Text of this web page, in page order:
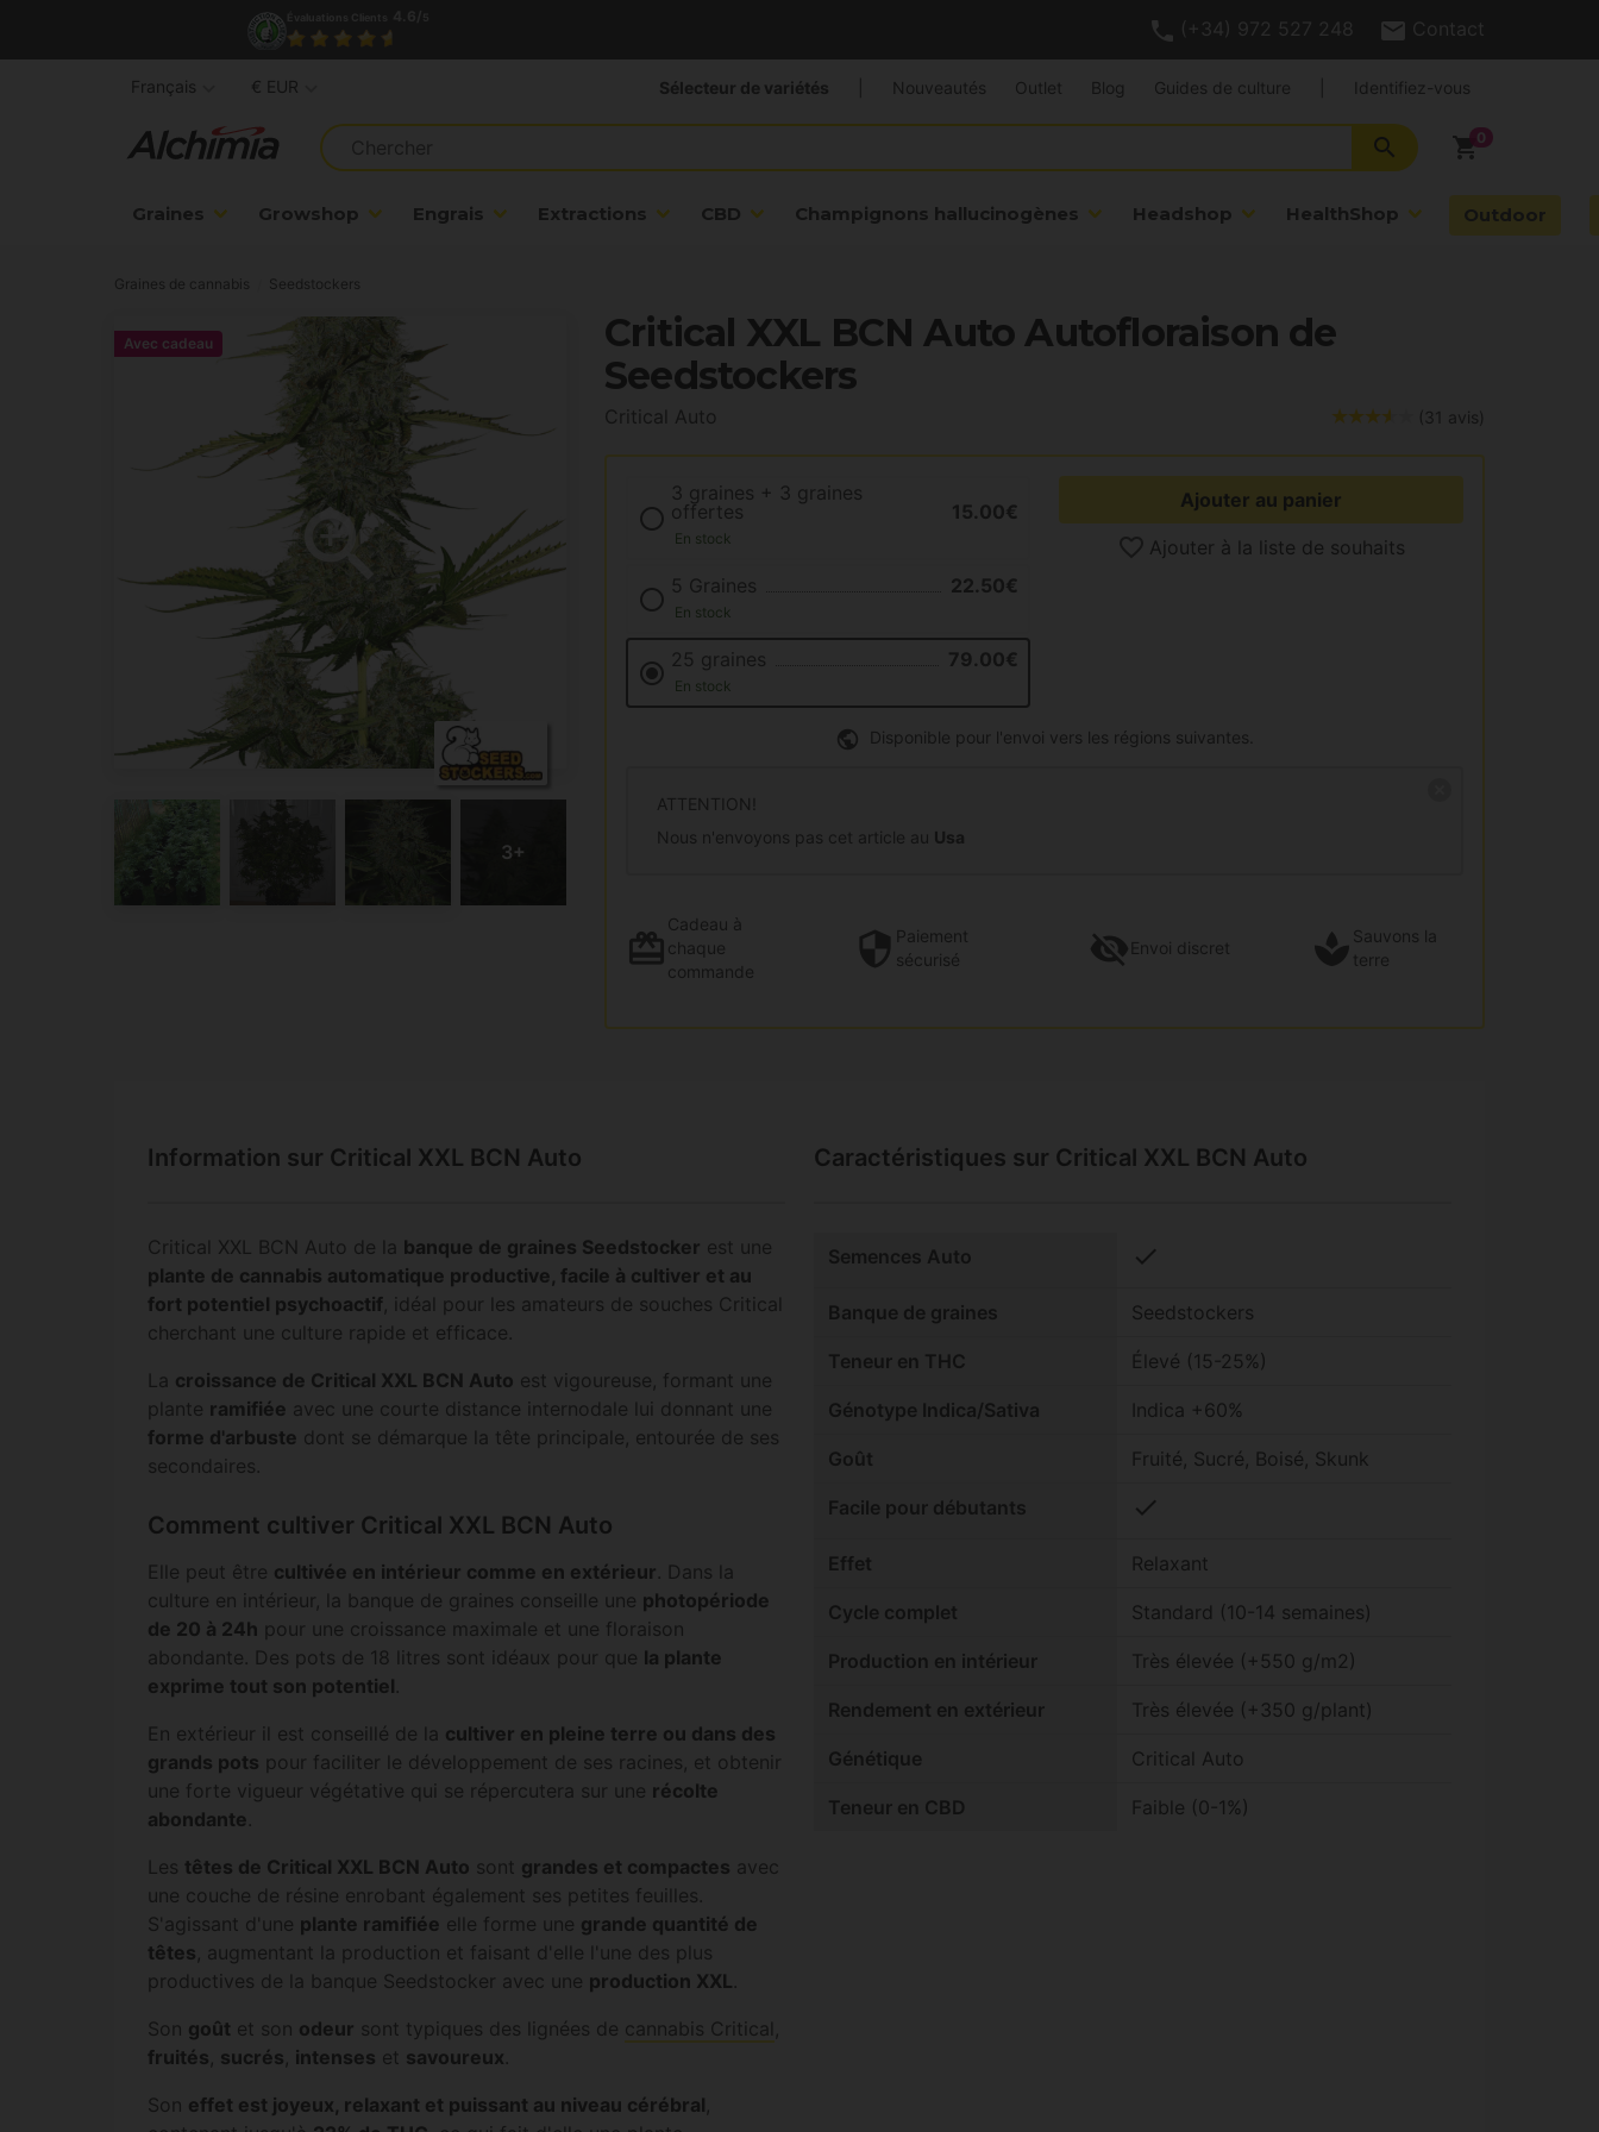
(+34) 972 527 248 Contact
shopping_cart
search
Graines Growshop Engrais Extractions CBD Champignons hallucinogènes Headshop HealthShop Outdoor
Sélecteur de variétés Nouveautés Outlet Blog Guides de culture Identifiez-vous
Français € EUR
Graines de cannabis Seedstockers
Critical XXL BCN Auto Autofloraison de
Seedstockers
Critical Auto (31 avis)
Avec cadeau
3 graines + 3 graines
offertes
15.00€
En stock
5 Graines 22.50€
En stock
25 graines 79.00€
En stock
Ajouter au panier
Ajouter à la liste de souhaits
Disponible pour l'envoi vers les régions suivantes.
ATTENTION!
Nous n'envoyons pas cet article au Usa
Cadeau à
chaque
commande
Paiement
sécurisé
Envoi discret
Sauvons la
terre
Information sur Critical XXL BCN Auto
Critical XXL BCN Auto de la banque de graines Seedstocker est une
plante de cannabis automatique productive, facile à cultiver et au
fort potentiel psychoactif , idéal pour les amateurs de souches Critical
cherchant une culture rapide et efficace.
La croissance de Critical XXL BCN Auto est vigoureuse, formant une
plante ramifiée avec une courte distance internodale lui donnant une
forme d'arbuste dont se démarque la tête principale, entourée de ses
secondaires.
Comment cultiver Critical XXL BCN Auto
Elle peut être cultivée en intérieur comme en extérieur . Dans la
culture en intérieur, la banque de graines conseille une photopériode
de 20 à 24h pour une croissance maximale et une floraison
abondante. Des pots de 18 litres sont idéaux pour que la plante
exprime tout son potentiel
En extérieur il est conseillé de la cultiver en pleine terre ou dans des
grands pots pour faciliter le développement de ses racines, et obtenir
une forte vigueur végétative qui se répercutera sur une récolte
abondante
Les têtes de Critical XXL BCN Auto sont grandes et compactes avec
une couche de résine enrobant également ses petites feuilles.
S'agissant d'une plante ramifiée elle forme une grande quantité de
têtes , augmentant la production et faisant d'elle l'une des plus
productives de la banque Seedstocker avec une production XXL
Son goût et son odeur sont typiques des lignées de cannabis Critical
fruités sucrés intenses et savoureux
Son effet est joyeux, relaxant et puissant au niveau cérébral
Caractéristiques sur Critical XXL BCN Auto
Semences Auto check
Banque de graines Seedstockers
Teneur en THC Élevé (15-25%)
Génotype Indica/Sativa Indica +60%
Goût Fruité, Sucré, Boisé, Skunk
Facile pour débutants check
Effet Relaxant
Cycle complet Standard (10-14 semaines)
Production en intérieur Très élevée (+550 g/m2)
Rendement en extérieur Très élevée (+350 g/plant)
Génétique Critical Auto
Teneur en CBD Faible (0-1%)